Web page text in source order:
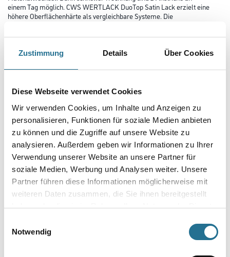
Zustimmung Details Über Cookies
Diese Webseite verwendet Cookies
Wir verwenden Cookies, um Inhalte und Anzeigen zu
personalisieren, Funktionen für soziale Medien anbieten
zu können und die Zugriffe auf unsere Website zu
analysieren. Außerdem geben wir Informationen zu Ihrer
Verwendung unserer Website an unsere Partner für
soziale Medien, Werbung und Analysen weiter. Unsere
Partner führen diese Informationen möglicherweise mit
weiteren Daten zusammen, die Sie ihnen bereitgestellt
haben oder die sie im Rahmen Ihrer Nutzung der Dienste
Notwendig
einem Tag möglich. CWS WERTLACK DuoTop Satin Lack erzielt eine
höhere Oberflächenhärte als vergleichbare Systeme. Die
zu verarbeiten und erzielt makellose Oberflächen mit
Holzwerkstoffen, Aluminium, Hart-PVC oder tragfähigen
Fensterlack, Türflächenlack, Dachrinnen, Fallrohre aus
Fassadenbekleidung und Geländer. Anwendungsbeispiele im
Innenbereich
sind Türlack, Lack für Türzargen, Geländer, Fußleisten, Paneele und
Möbel.
Farbtonbezeichnung
Glanzgrad
Gebinde